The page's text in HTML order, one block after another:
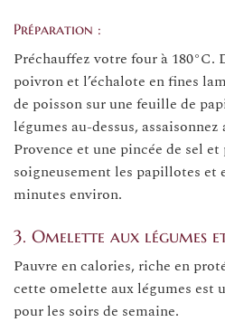
Préparation :
Préchauffez votre four à 180°C.
poivron et l’échalote en fines
de poisson sur une feuille de
légumes au-dessus, assaisonnez
Provence et une pincée de sel
soigneusement les papillotes et
minutes environ.
3. Omelette aux légumes
Pauvre en calories, riche en
cette omelette aux légumes est
pour les soirs de semaine.